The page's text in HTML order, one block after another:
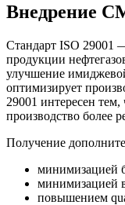
Внедрение
Стандарт ISO 29001
продукции
улучшение
оптимизирует
29001 интересен
производство более
Получение
минимизацией
минимизацией
повышением